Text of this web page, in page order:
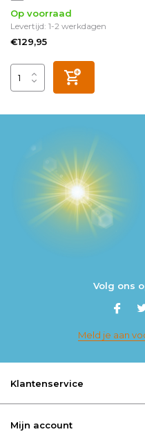
Op voorraad
Levertijd: 1-2 werkdagen
€129,95
Volg ons
Meld je aan
Klantenservice
Mijn account